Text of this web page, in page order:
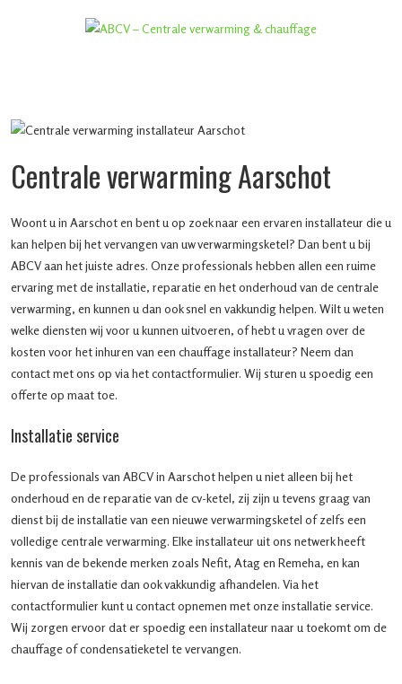
Centrale verwarming Aarschot
Woont u in Aarschot en bent u op zoek naar een ervaren installateur die u
kan helpen bij het vervangen van uw verwarmingsketel? Dan bent u bij
ABCV aan het juiste adres. Onze professionals hebben allen een ruime
ervaring met de installatie, reparatie en het onderhoud van de centrale
verwarming, en kunnen u dan ook snel en vakkundig helpen. Wilt u weten
welke diensten wij voor u kunnen uitvoeren, of hebt u vragen over de
kosten voor het inhuren van een chauffage installateur? Neem dan
contact met ons op via het contactformulier. Wij sturen u spoedig een
offerte op maat toe.
Installatie service
De professionals van ABCV in Aarschot helpen u niet alleen bij het
onderhoud en de reparatie van de cv-ketel, zij zijn u tevens graag van
dienst bij de installatie van een nieuwe verwarmingsketel of zelfs een
volledige centrale verwarming. Elke installateur uit ons netwerk heeft
kennis van de bekende merken zoals Nefit, Atag en Remeha, en kan
hiervan de installatie dan ook vakkundig afhandelen. Via het
contactformulier kunt u contact opnemen met onze installatie service.
Wij zorgen ervoor dat er spoedig een installateur naar u toekomt om de
chauffage of condensatieketel te vervangen.